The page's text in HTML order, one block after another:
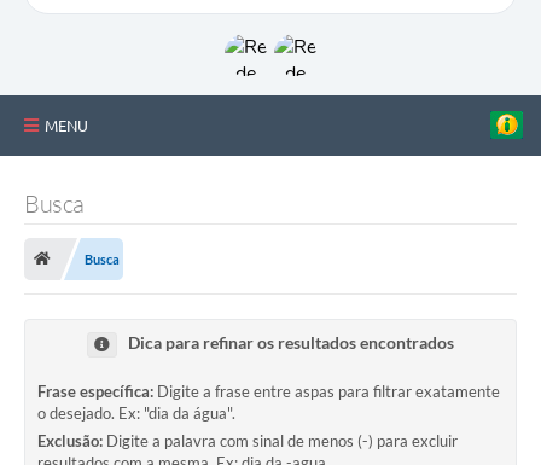
MENU
Telefones Úteis
Estrutura Administrativa
Galeria de Vídeos
Busca
Busca
Dica para refinar os resultados encontrados
Frase específica: Digite a frase entre aspas para filtrar exatamente
o desejado. Ex: "dia da água".
Exclusão: Digite a palavra com sinal de menos (-) para excluir